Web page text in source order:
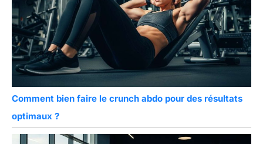
Comment bien faire le crunch abdo pour des résultats
optimaux ?